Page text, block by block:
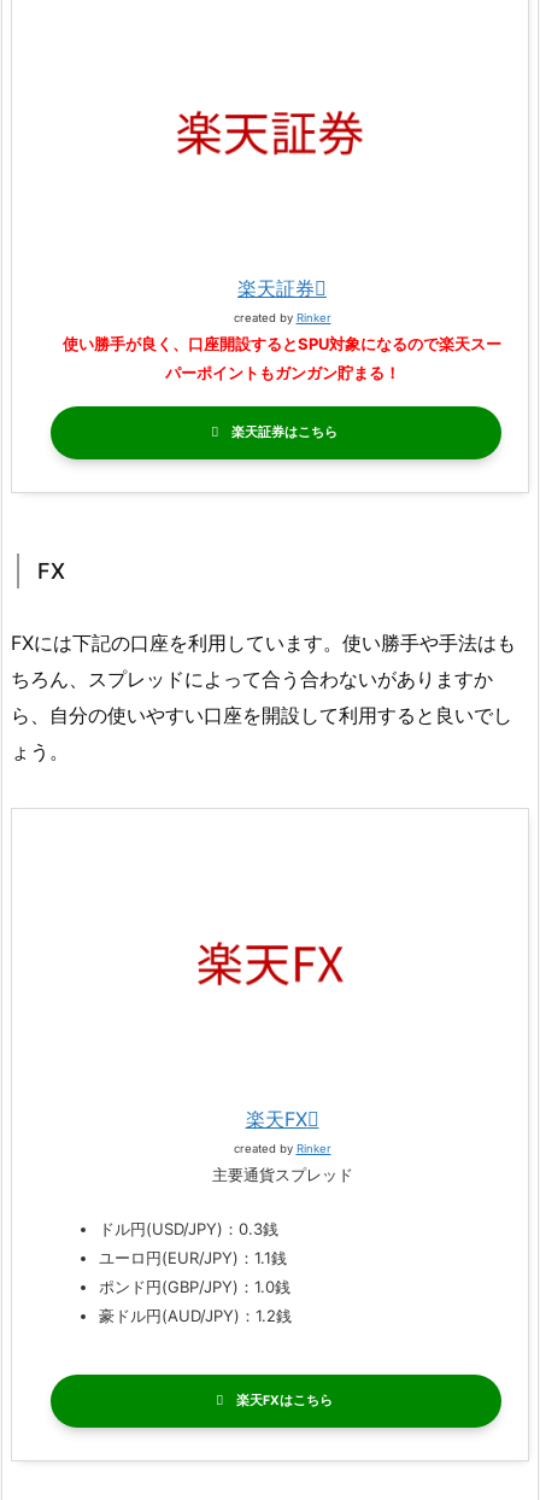
楽天証券
created by Rinker
使い勝手が良く、口座開設するとSPU対象になるので楽天スー
パーポイントもガンガン貯まる！
楽天証券
FX
FXには下記の口座を利用しています。使い勝手や手法はも
ちろん、スプレッドによって合う合わないがありますか
ら、自分の使いやすい口座を開設して利用すると良いでし
ょう。
楽天FX
created by Rinker
主要通貨スプレッド
ドル円(USD/JPY)：0.3銭
ユーロ円(EUR/JPY)：1.1銭
ポンド円(GBP/JPY)：1.0銭
豪ドル円(AUD/JPY)：1.2銭
楽天FX